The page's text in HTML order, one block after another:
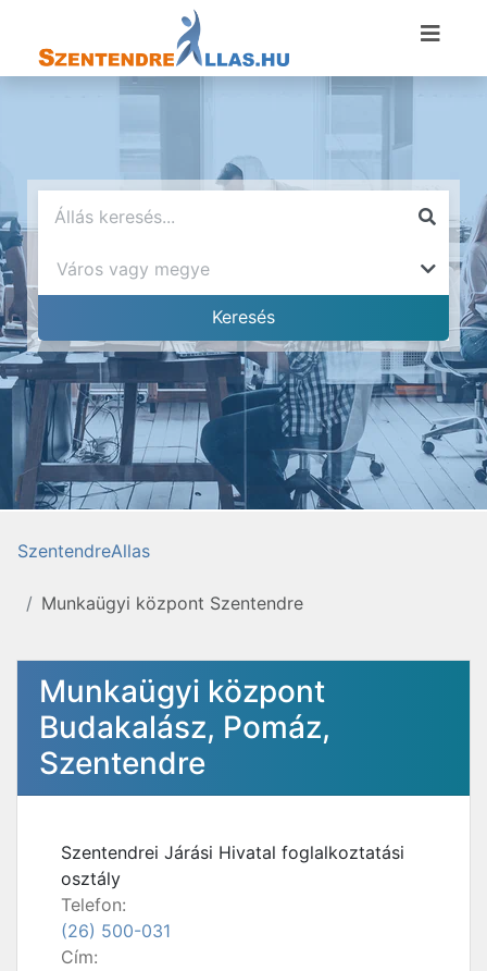
SzentendreAllas
Munkaügyi központ Szentendre
Munkaügyi központ
Budakalász, Pomáz,
Szentendre
Szentendrei Járási Hivatal foglalkoztatási
osztály
Telefon:
(26) 500-031
Cím: